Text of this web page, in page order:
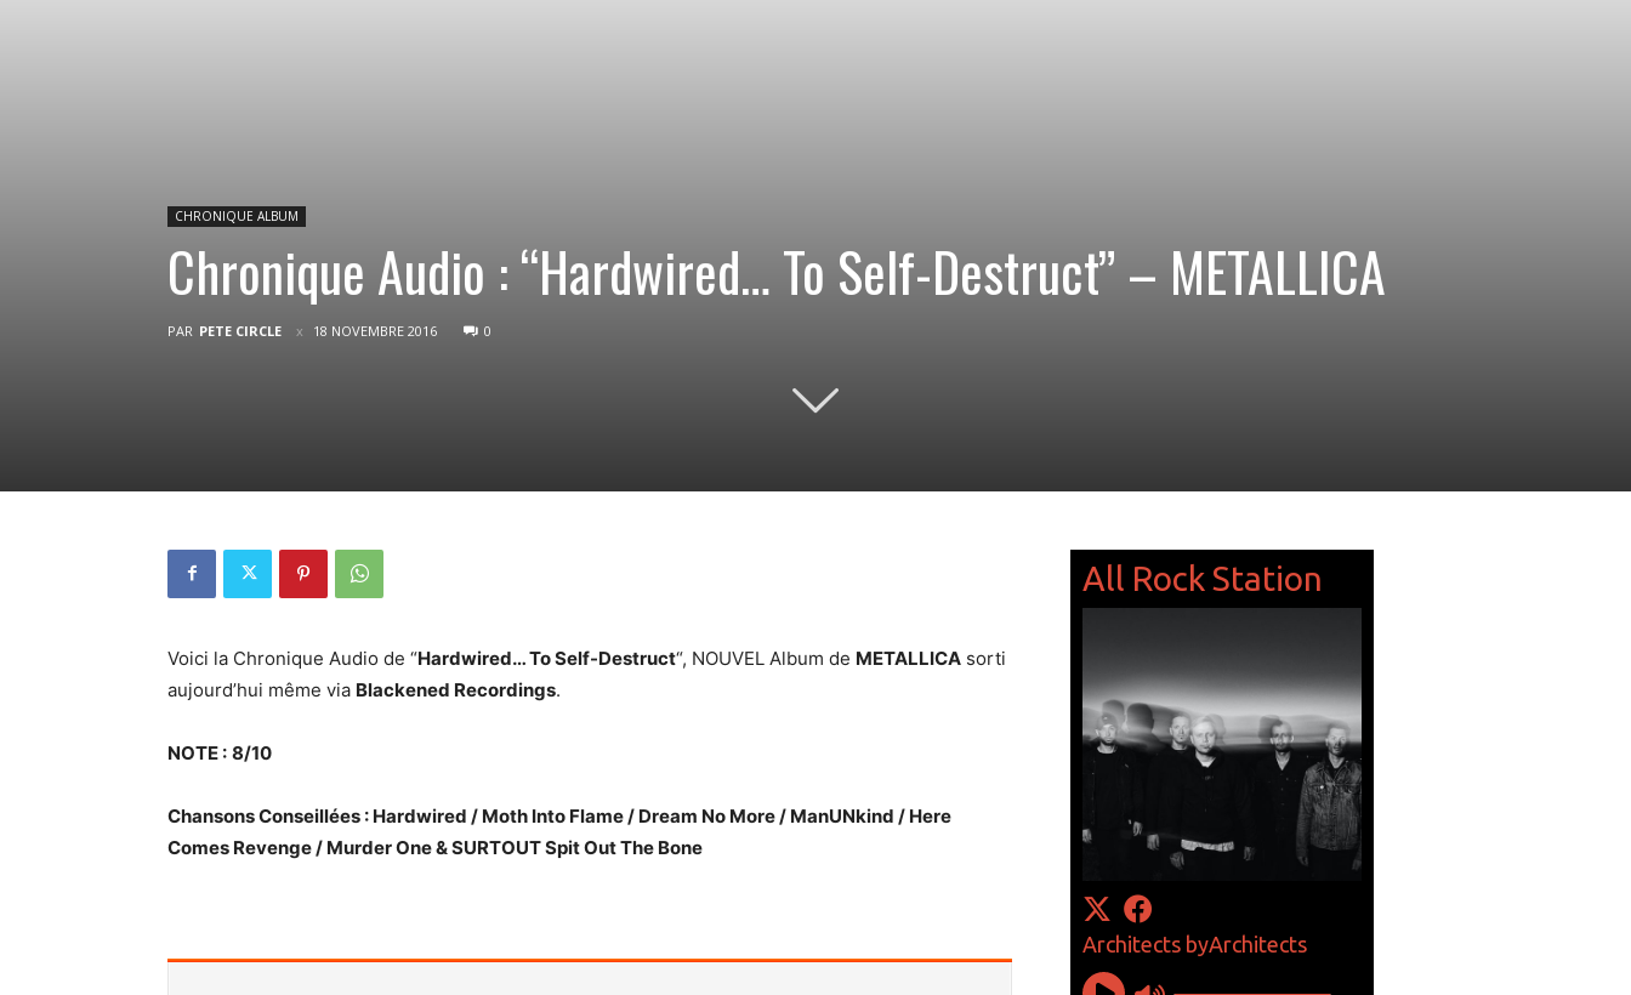
CHRONIQUE ALBUM
Chronique Audio : “Hardwired… To Self-Destruct” – METALLICA
PAR PETE CIRCLE 18 NOVEMBRE 2016 0
Voici la Chronique Audio de “Hardwired… To Self-Destruct“, NOUVEL Album de METALLICA sorti
aujourd’hui même via Blackened Recordings.
NOTE : 8/10
Chansons Conseillées : Hardwired / Moth Into Flame / Dream No More / ManUNkind / Here
Comes Revenge / Murder One & SURTOUT Spit Out The Bone